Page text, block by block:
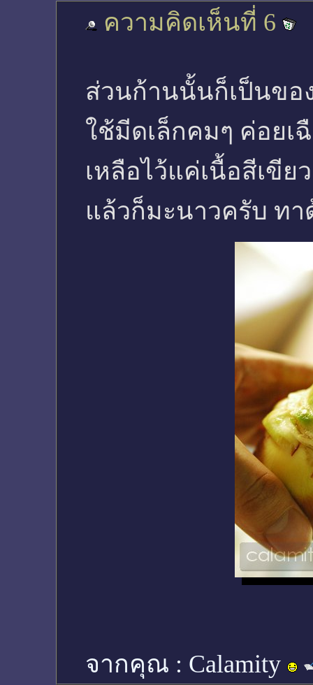
ความคิดเห็นที่ 6
ส่วนก้านนั้นก็เป็นขอ
ใช้มีดเล็กคมๆ ค่อยเ
เหลือไว้แค่เนื้อสีเขีย
แล้วก็มะนาวครับ ทา
จากคุณ : Calamity